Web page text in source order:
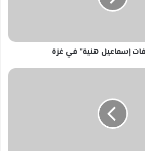
إسماعيل هنية" في غزة